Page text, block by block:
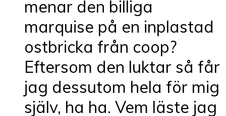
menar den billiga
marquise på en inplastad
ostbricka från coop?
Eftersom den luktar så får
jag dessutom hela för mig
själv, ha ha. Vem läste jag